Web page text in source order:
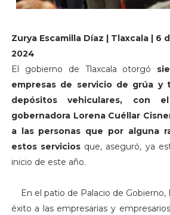
Zurya Escamilla Díaz | Tlaxcala | 6
2024
El gobierno de Tlaxcala otorgó
empresas de servicio de grúa y
depósitos vehiculares,
con
gobernadora Lorena Cuéllar
a las personas que por alguna
estos servicios que, aseguró, ya
inicio de este año.
En el patio de Palacio de Gobierno,
éxito a las empresarias y